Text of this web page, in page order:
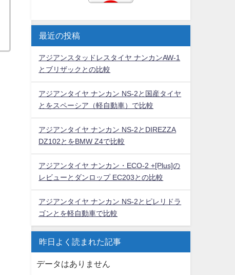
最近の投稿
アジアンスタッドレスタイヤ ナンカンAW-1
とブリザックとの比較
アジアンタイヤ ナンカン NS-2と国産タイヤ
とをスペーシア（軽自動車）で比較
アジアンタイヤ ナンカン NS-2とDIREZZA
DZ102とをBMW Z4で比較
アジアンタイヤ ナンカン・ECO-2 +[Plus]の
レビューとダンロップ EC203との比較
アジアンタイヤ ナンカン NS-2とピレリドラ
ゴンとを軽自動車で比較
昨日よく読まれた記事
データはありません